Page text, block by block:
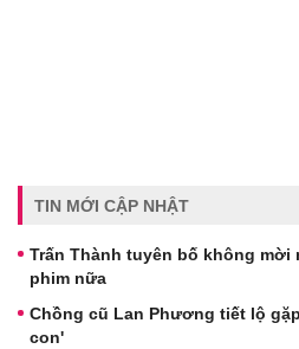
TIN MỚI CẬP NHẬT
Trấn Thành tuyên bố không mời
phim nữa
Chồng cũ Lan Phương tiết lộ
con'